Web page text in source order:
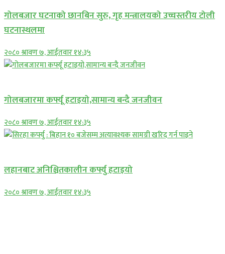
गोलबजार घटनाको छानबिन सुरु, गृह मन्त्रालयको उच्चस्तरीय टोली
घटनास्थलमा
२०८० श्रावण ७, आईतवार १४:३५
गोलबजारमा कर्फ्यू हटाइयो,सामान्य बन्दै जनजीवन
२०८० श्रावण ७, आईतवार १४:३५
लहानबाट अनिश्चितकालीन कर्फ्यु हटाइयो
२०८० श्रावण ७, आईतवार १४:३५